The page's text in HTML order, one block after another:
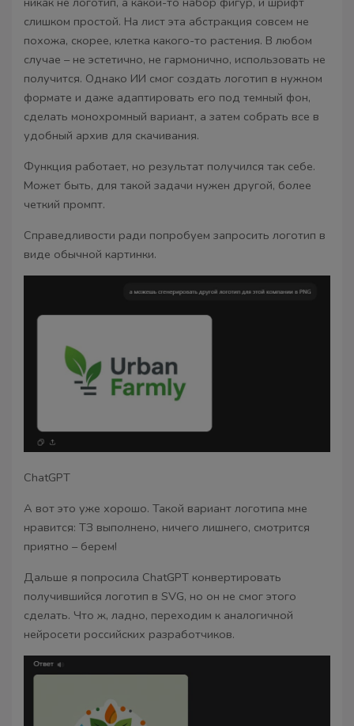
слишком простой. На лист эта абстракция совсем не
похожа, скорее, клетка какого-то растения. В любом
случае – не эстетично, не гармонично, использовать не
получится. Однако ИИ смог создать логотип в нужном
формате и даже адаптировать его под темный фон,
сделать монохромный вариант, а затем собрать все в
удобный архив для скачивания.
Функция работает, но результат получился так себе.
Может быть, для такой задачи нужен другой, более
четкий промпт.
Справедливости ради попробуем запросить логотип в
виде обычной картинки.
ChatGPT
А вот это уже хорошо. Такой вариант логотипа мне
нравится: ТЗ выполнено, ничего лишнего, смотрится
приятно – берем!
Дальше я попросила ChatGPT конвертировать
получившийся логотип в SVG, но он не смог этого
сделать. Что ж, ладно, переходим к аналогичной
нейросети российских разработчиков.